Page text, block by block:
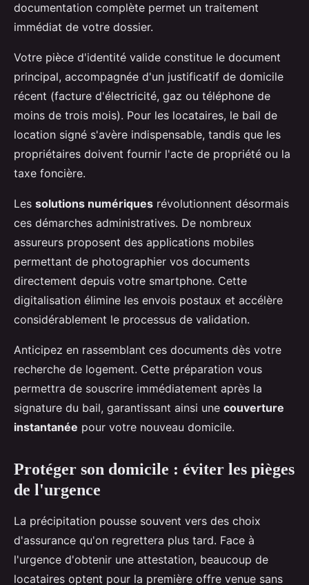
documentation complète permet un traitement
immédiat de votre dossier.
Votre pièce d'identité valide constitue le document
principal, accompagnée d'un justificatif de domicile
récent (facture d'électricité, gaz ou téléphone de
moins de trois mois). Pour les locataires, le bail de
location signé s'avère indispensable, tandis que les
propriétaires doivent fournir l'acte de propriété ou la
taxe foncière.
Les solutions numériques révolutionnent désormais
ces démarches administratives. De nombreux
assureurs proposent des applications mobiles
permettant de photographier vos documents
directement depuis votre smartphone. Cette
digitalisation élimine les envois postaux et accélère
considérablement le processus de validation.
Anticipez en rassemblant ces documents dès votre
recherche de logement. Cette préparation vous
permettra de souscrire immédiatement après la
signature du bail, garantissant ainsi une couverture
instantanée pour votre nouveau domicile.
Protéger son domicile : éviter les pièges
de l'urgence
La précipitation pousse souvent vers des choix
d'assurance qu'on regrettera plus tard. Face à
l'urgence d'obtenir une attestation, beaucoup de
locataires optent pour la première offre venue sans